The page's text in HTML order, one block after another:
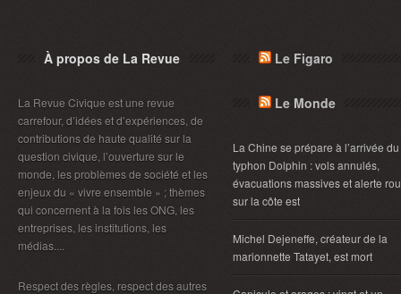
À propos de La Revue
La Revue Civique est une revue
carrefour, d’idées et d’expériences, de
contributions de haute qualité sur la
question civique, l’ouverture sur le
monde, les problèmes de société et les
enjeux du « vivre ensemble » ; thèmes
qui concernent à la fois les ONG, les
entreprises, les institutions, les
médias....
Respect des règles, respect des autres
Le Figaro
Le Monde
La Chine se prépare à l’arrivée du
typhon Dolphin : vols annulés,
évacuations massives et alerte
sur la côte est
Michel Dejeneffe, créateur de la
marionnette Tatayet, est mort